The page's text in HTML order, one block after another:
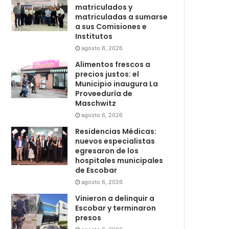
matriculados y
matriculadas a sumarse
a sus Comisiones e
Institutos
agosto 6, 2026
Alimentos frescos a
precios justos: el
Municipio inaugura La
Proveeduría de
Maschwitz
agosto 6, 2026
Residencias Médicas:
nuevos especialistas
egresaron de los
hospitales municipales
de Escobar
agosto 6, 2026
Vinieron a delinquir a
Escobar y terminaron
presos